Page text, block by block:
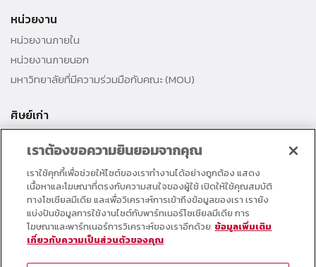
หน่วยงาน
หน่วยงานภายใน
หน่วยงานภายนอก
มหาวิทยาลัยที่มีความร่วมมือกับคณะ (MOU)
ศิษย์เก่า
สำนักงานธรรมศาสตร์สัมพันธ์
ศิษย์เก่าดีเด่น
กองทุนวิศวกรแห่งธรรม เพื่อพัฒนาการศึกษา
อาจารย์และบุคลากร
เราต้องขอความยินยอมจากคุณ
เราใช้คุกกี้เพื่อช่วยให้ไซต์ของเราทำงานได้อย่างถูกต้อง แสดง
เนื้อหาและโฆษณาที่ตรงกับความสนใจของผู้ใช้ เปิดให้ใช้คุณสมบัติ
ทางโซเชียลมีเดีย และเพื่อวิเคราะห์การเข้าถึงข้อมูลของเรา เรายัง
แบ่งปันข้อมูลการใช้งานไซต์กับพาร์ทเนอร์โซเชียลมีเดีย การ
โฆษณาและพาร์ทเนอร์การวิเคราะห์ของเราอีกด้วย ข้อมูลเพิ่มเติม
เกี่ยวกับความเป็นส่วนตัวของคุณ